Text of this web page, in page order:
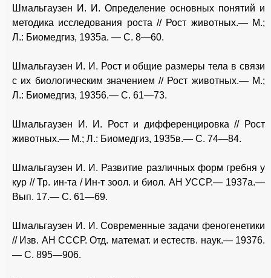
Шмальгаузен И. И. Определение основных понятий и
методика исследования роста // Рост животных.— М.;
Л.: Биомедгиз, 1935а. — С. 8—60.
Шмальгаузен И. И. Рост и общие размеры тела в связи
с их биологическим значением // Рост животных.— М.;
Л.: Биомедгиз, 19356.— С. 61—73.
Шмальгаузен И. И. Рост и дифференцировка // Рост
животных.— М.; Л.: Биомедгиз, 1935в.— С. 74—84.
Шмальгаузен И. И. Развитие различных форм гребня у
кур // Тр. ин-та / Ин-т зоол. и биол. АН УССР.— 1937а.—
Вып. 17.— С. 61—69.
Шмальгаузен И. И. Современные задачи феногенетики
// Изв. АН СССР. Отд. математ. и естеств. наук.— 19376.
— С. 895—906.